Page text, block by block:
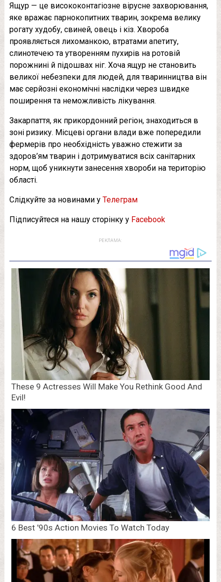
Ящур — це висококонтагіозне вірусне захворювання,
яке вражає парнокопитних тварин, зокрема велику
рогату худобу, свиней, овець і кіз. Хвороба
проявляється лихоманкою, втратами апетиту,
слинотечею та утворенням пухирів на ротовій
порожнині й підошвах ніг. Хоча ящур не становить
великої небезпеки для людей, для тваринництва він
має серйозні економічні наслідки через швидке
поширення та неможливість лікування.
Закарпаття, як прикордонний регіон, знаходиться в
зоні ризику. Місцеві органи влади вже попередили
фермерів про необхідність уважно стежити за
здоров’ям тварин і дотримуватися всіх санітарних
норм, щоб уникнути занесення хвороби на територію
області.
Слідкуйте за новинами у Телеграм
Підписуйтеся на нашу сторінку у Facebook
РЕКЛАМА: